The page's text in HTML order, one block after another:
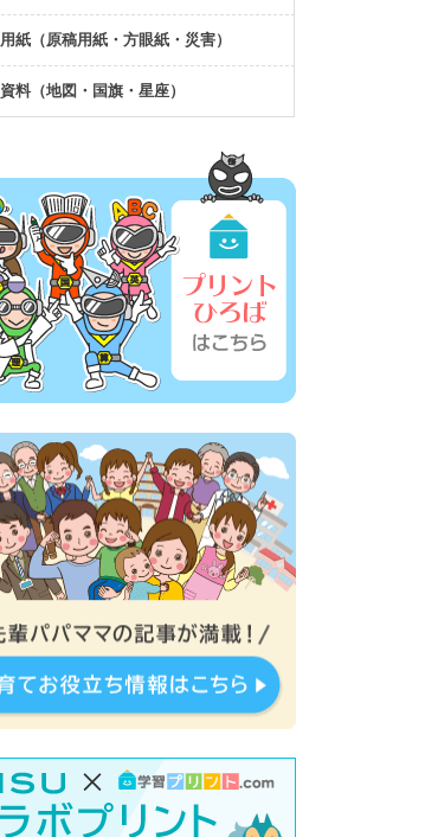
用紙（原稿用紙・方眼紙・災害）
資料（地図・国旗・星座）